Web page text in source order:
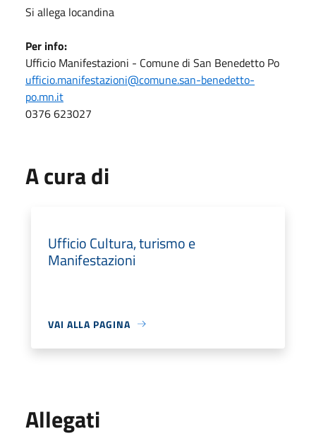
Si allega locandina
Per info:
Ufficio Manifestazioni - Comune di San Benedetto Po
ufficio.manifestazioni@comune.san-benedetto-
po.mn.it
0376 623027
A cura di
Ufficio Cultura, turismo e
Manifestazioni
VAI ALLA PAGINA
Allegati